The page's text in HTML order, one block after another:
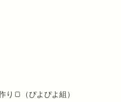
り🍞（ぴよぴよ組）